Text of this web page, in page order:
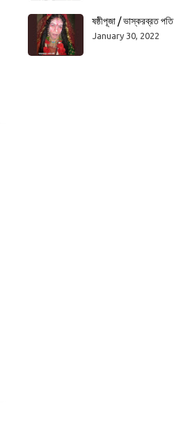
ষষ্ঠীপূজা / ভাস্করব্রত পতি
January 30, 2022